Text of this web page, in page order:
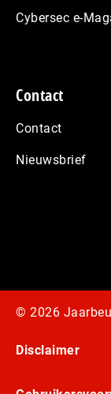
Cybersec e-
Contact
Contact
Nieuwsbrief
© 2026
Disclaimer